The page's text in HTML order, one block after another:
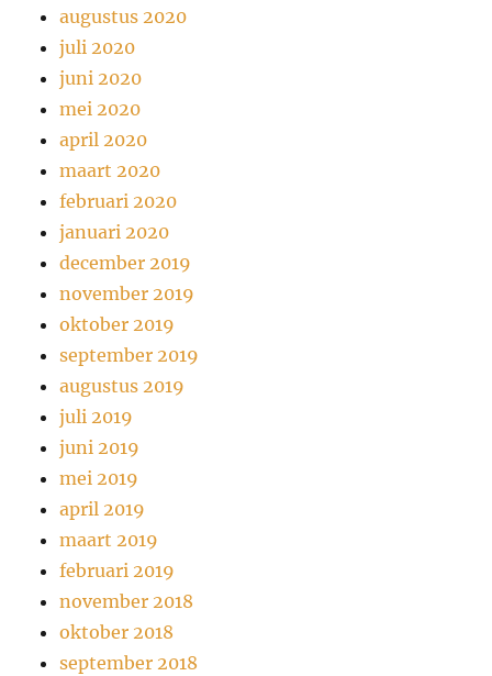
augustus 2020
juli 2020
juni 2020
mei 2020
april 2020
maart 2020
februari 2020
januari 2020
december 2019
november 2019
oktober 2019
september 2019
augustus 2019
juli 2019
juni 2019
mei 2019
april 2019
maart 2019
februari 2019
november 2018
oktober 2018
september 2018